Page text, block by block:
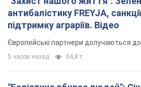
5 часов назад 8,1 т.
Росія вдарила дроном по
Чорному морі біля Одеси: